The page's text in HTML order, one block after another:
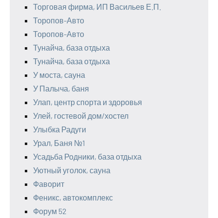
Торговая фирма, ИП Васильев Е.П.
Торопов-Авто
Торопов-Авто
Тунайча, база отдыха
Тунайча, база отдыха
У моста, сауна
У Палыча, баня
Улап, центр спорта и здоровья
Улей, гостевой дом/хостел
Улыбка Радуги
Урал, Баня №1
Усадьба Родники, база отдыха
Уютный уголок, сауна
Фаворит
Феникс, автокомплекс
Форум 52